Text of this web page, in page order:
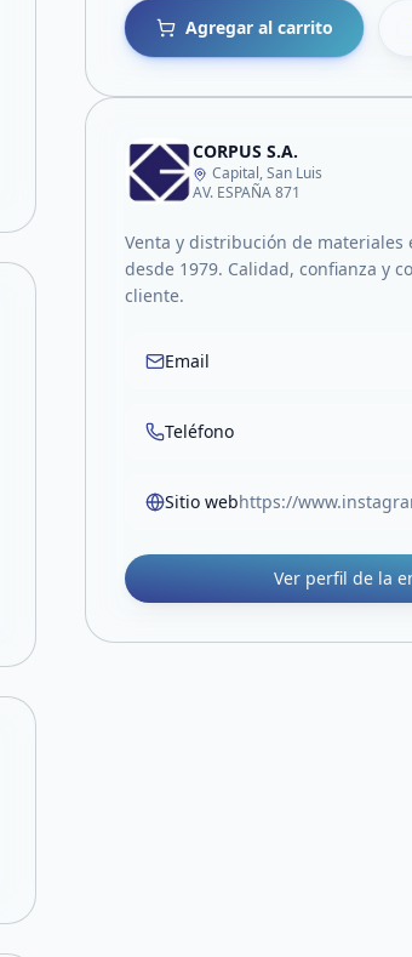
Agregar al carrito
CORPUS S.A.
Capital, San Luis
AV. ESPAÑA 871
Venta y distribución de materiales
desde 1979. Calidad, confianza y
cliente.
Email
Teléfono
Sitio web
Ver perfil de la